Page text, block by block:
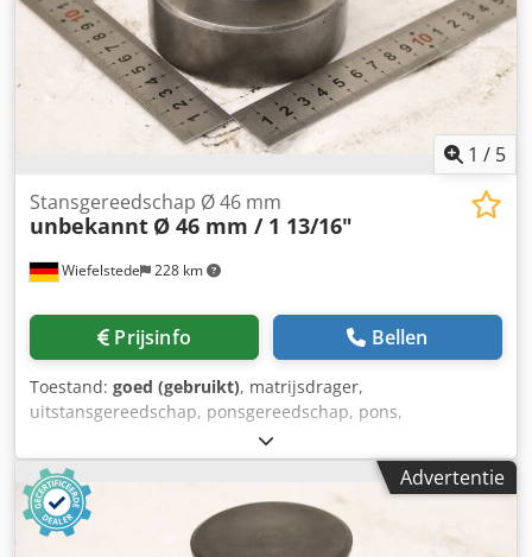
1 / 5
Wiefelstede 228 km
Stansgereedschap Ø 46 mm
unbekannt Ø 46 mm / 1 13/16"
Prijsinfo Bellen
Toestand: goed (gebruikt), matrijsdrager,
uitstansgereedschap, ponsgereedschap, pons,
ponsmatrijs, ponsstempel, ponsstempel -Ponsstempel:
stempel en matrijs, diameter 46 mm / 1 13/16" -
Afmetingen transportband: diameter 90 x 80 mm Dkodpfx
Apezr Ek Nsvjr -Gewicht: 2,2 kg
Advertentie